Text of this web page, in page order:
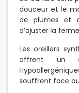
douceur et le
de plumes et
d’ajuster la
Les oreillers
offrent un
souffrent face